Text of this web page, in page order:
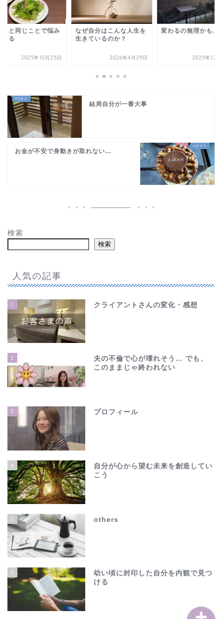
っと同じことで悩み
てる
2025年10月25日
なぜ自分はこんな人生を
生きているのか？
2026年4月29日
変わるの無理かも...
2025年12
結局自分が一番大事
お金が不安で身動きが取れない...
検索
検索
人気の記事
1 クライアントさんの変化・感想
2
夫の不倫で心が壊れそう… でも、
このままじゃ終われない
3 プロフィール
4
自分が心から望む未来を創造してい
こう
5 others
6
幼い頃に封印した自分を内観で見つ
ける
夫の不倫で心が壊れそう…
でも、このままじゃ終わ